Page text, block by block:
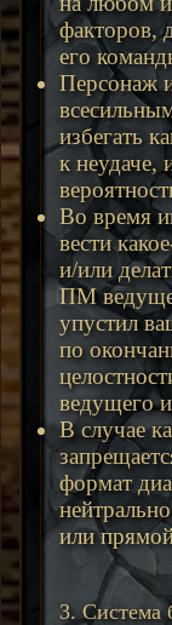
факторов,
его
Персонаж
избегать
к неудаче,
Во время
вести
и/или
ПМ
упустил
по
ведущего
В случае
формат
или
3. Система